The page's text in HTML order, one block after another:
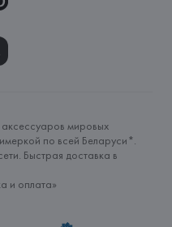
мировых
по всей Беларуси*.
Быстрая доставка в
и оплата»